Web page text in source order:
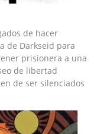
de hacer
de Darkseid para
prisionera a una
de libertad
de ser silenciados